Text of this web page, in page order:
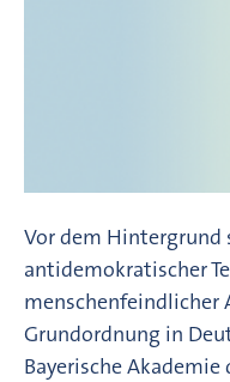
Vor dem Hintergrund
antidemokratischer
Grundordnung in
Bayerische